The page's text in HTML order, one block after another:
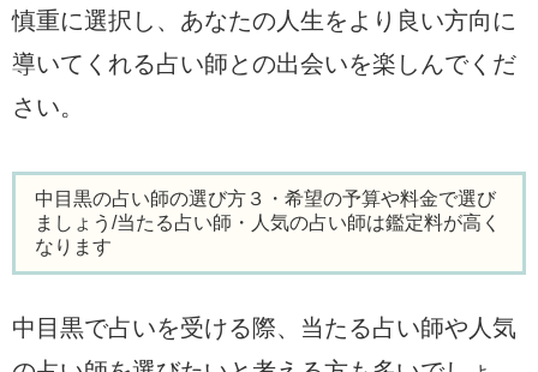
慎重に選択し、あなたの人生をより良い方向に
導いてくれる占い師との出会いを楽しんでくだ
さい。
中目黒の占い師の選び方３・希望の予算や料金で選び
ましょう/当たる占い師・人気の占い師は鑑定料が高く
なります
中目黒で占いを受ける際、当たる占い師や人気